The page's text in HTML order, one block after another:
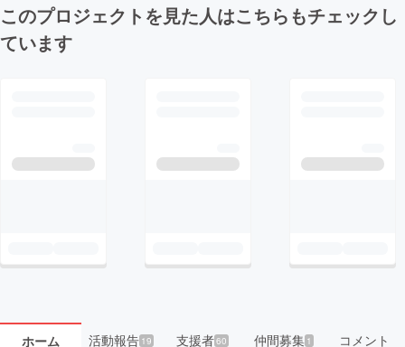
このプロジェクトを見た人はこちらもチェックし
ています
ホーム 活動報告19 支援者60 仲間募集 1 コメント